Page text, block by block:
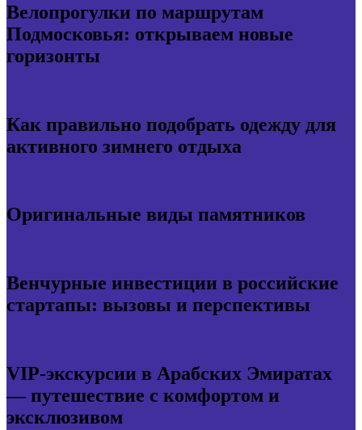
Велопрогулки по маршрутам
Подмосковья: открываем новые
горизонты
Как правильно подобрать одежду для
активного зимнего отдыха
Оригинальные виды памятников
Венчурные инвестиции в российские
стартапы: вызовы и перспективы
VIP-экскурсии в Арабских Эмиратах
— путешествие с комфортом и
эксклюзивом